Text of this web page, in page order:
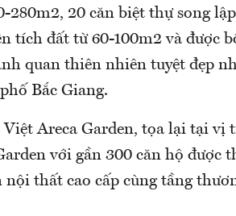
20 căn biệt thự song
tích đất từ 60-100m2 và được
quan thiên nhiên tuyệt đẹp
Bắc Giang.
Việt Areca Garden, tọa lại tại vị
với gần 300 căn hộ được
thất cao cấp cùng tầng